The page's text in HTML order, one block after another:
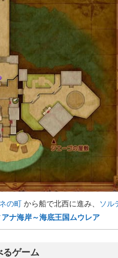
の町 から船で北西に進み、 ソル
ナ海岸～海底王国ムウレア
るゲーム